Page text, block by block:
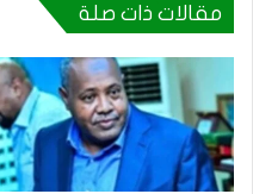
مقالات ذات صلة